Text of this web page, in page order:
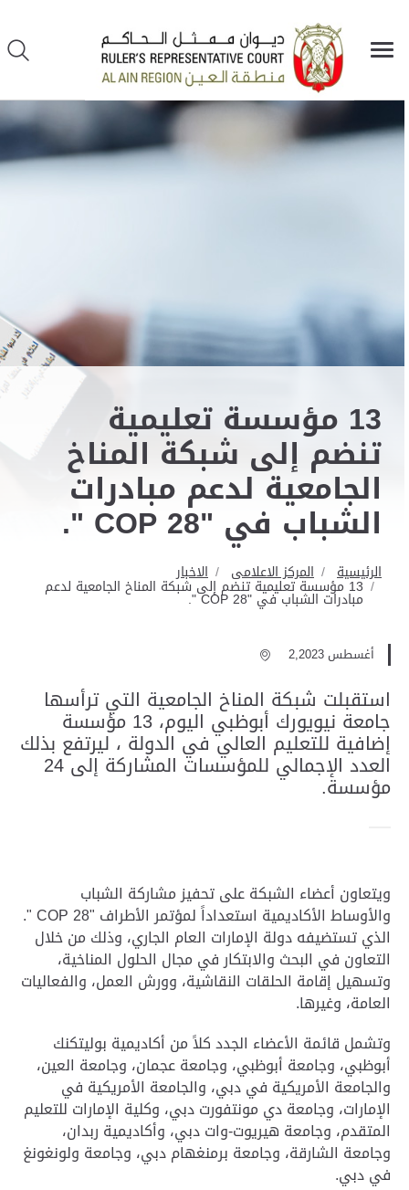
13 مؤسسة تعليمية
تنضم إلى شبكة المناخ
الجامعية لدعم مبادرات
الشباب في "COP 28 ".
الرئيسية المركز الاعلامى الاخبار
13 مؤسسة تعليمية تنضم إلى شبكة المناخ الجامعية لدعم
مبادرات الشباب في "COP 28 ".
أغسطس 2,2023
استقبلت شبكة المناخ الجامعية التي ترأسها
جامعة نيويورك أبوظبي اليوم، 13 مؤسسة
إضافية للتعليم العالي في الدولة ، ليرتفع بذلك
العدد الإجمالي للمؤسسات المشاركة إلى 24
مؤسسة.
ويتعاون أعضاء الشبكة على تحفيز مشاركة الشباب
والأوساط الأكاديمية استعداداً لمؤتمر الأطراف " COP 28
".
الذي تستضيفه دولة الإمارات العام الجاري، وذلك من خلال
التعاون في البحث والابتكار في مجال الحلول المناخية،
وتسهيل إقامة الحلقات النقاشية، وورش العمل، والفعاليات
العامة، وغيرها.
وتشمل قائمة الأعضاء الجدد كلاً من أكاديمية بوليتكنك
أبوظبي، وجامعة أبوظبي، وجامعة عجمان، وجامعة العين،
والجامعة الأمريكية في دبي، والجامعة الأمريكية في
الإمارات، وجامعة دي مونتفورت دبي، وكلية الإمارات للتعليم
المتقدم، وجامعة هيريوت-وات دبي، وأكاديمية ربدان،
وجامعة الشارقة، وجامعة برمنغهام دبي، وجامعة ولونغونغ
في دبي.